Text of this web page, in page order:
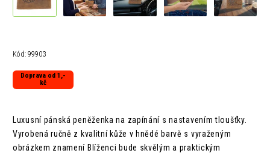
Kód: 99903
Doprava od 1,-
kč
Luxusní pánská peněženka na zapínání s nastavením tloušťky.
Vyrobená ručně z kvalitní kůže v hnědé barvě s vyraženým
obrázkem znamení Blíženci bude skvělým a praktickým